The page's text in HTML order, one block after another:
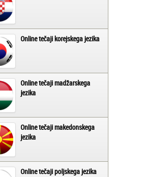
Online tečaji korejskega jezika
Online tečaji madžarskega
jezika
Online tečaji makedonskega
jezika
Online tečaji poljskega jezika